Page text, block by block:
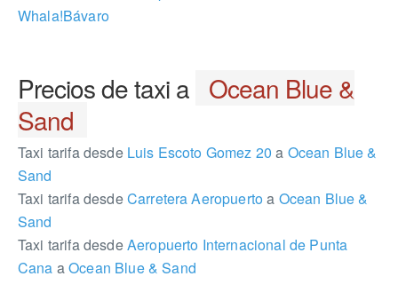
Whala!Bávaro
Precios de taxi a Ocean Blue &
Sand
Taxi tarifa desdeLuis Escoto Gomez 20a Ocean Blue &
Sand
Taxi tarifa desdeCarretera Aeropuertoa Ocean Blue &
Sand
Taxi tarifa desdeAeropuerto Internacional de Punta
Cana aOcean Blue & Sand